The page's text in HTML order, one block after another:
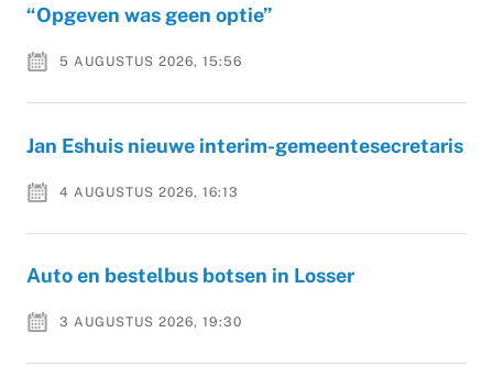
“Opgeven was geen optie”
5 AUGUSTUS 2026, 15:56
Jan Eshuis nieuwe interim-gemeentesecretaris
4 AUGUSTUS 2026, 16:13
Auto en bestelbus botsen in Losser
3 AUGUSTUS 2026, 19:30